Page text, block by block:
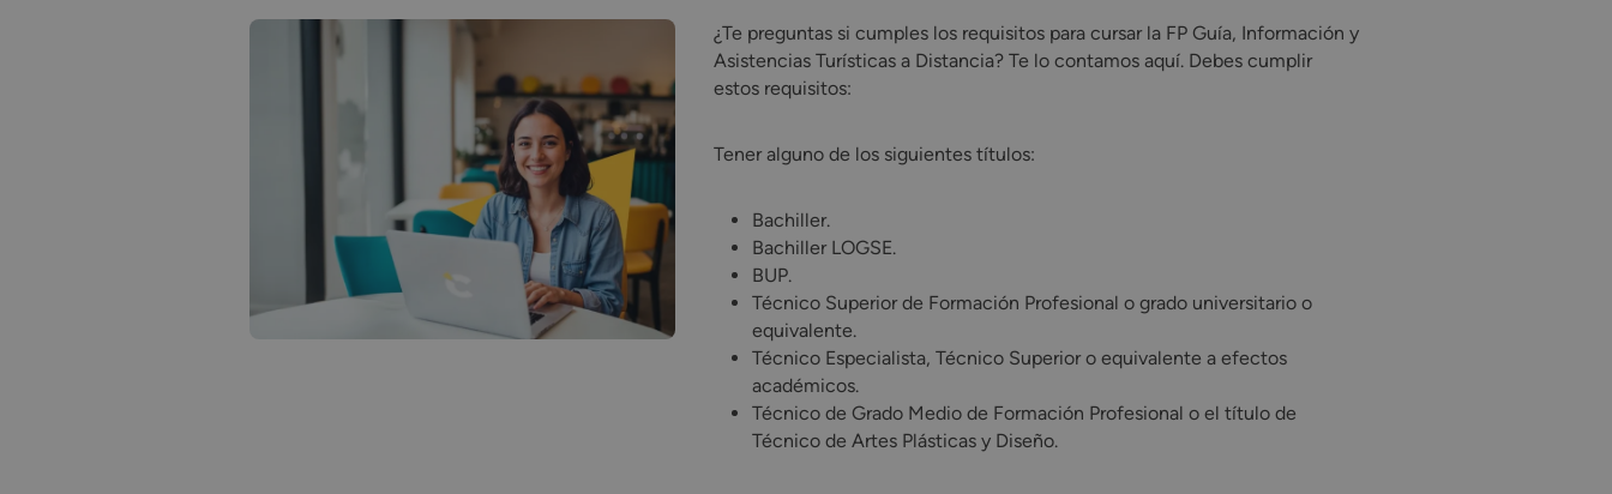
¿Te preguntas si cumples los requisitos para cursar la FP Guía, Información y
Asistencias Turísticas a Distancia? Te lo contamos aquí. Debes cumplir
estos requisitos:
Tener alguno de los siguientes títulos:
Bachiller.
Bachiller LOGSE.
BUP.
Técnico Superior de Formación Profesional o grado universitario o
equivalente.
Técnico Especialista, Técnico Superior o equivalente a efectos
académicos.
Técnico de Grado Medio de Formación Profesional o el título de
Técnico de Artes Plásticas y Diseño.